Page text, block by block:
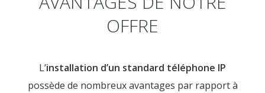
OFFRE
L’installation d’un standard téléphone IP
possède de nombreux avantages par rapport à